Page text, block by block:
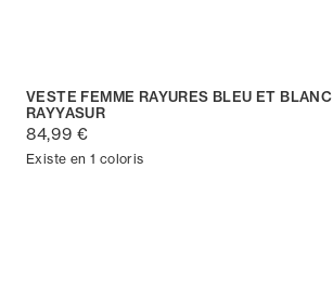
VESTE FEMME RAYURES BLEU ET BLANC
RAYYASUR
84,99 €
Existe en 1 coloris